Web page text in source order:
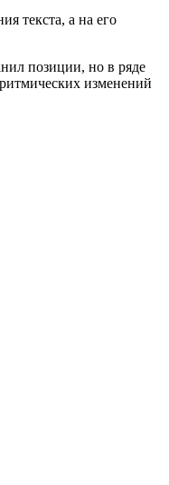
текста, а на его
позиции, но в ряде
изменений